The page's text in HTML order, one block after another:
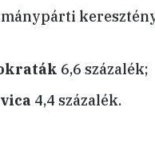
6,6 százalék;
4,4 százalék.